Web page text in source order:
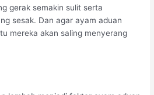
gerak semakin sulit serta
sesak. Dan agar ayam aduan
mereka akan saling menyerang